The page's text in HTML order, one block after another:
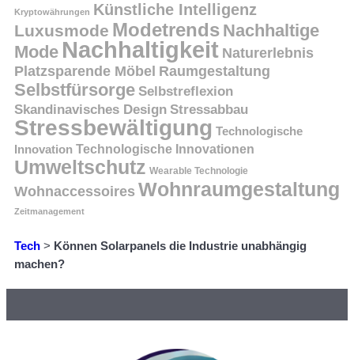
Kryptowährungen Künstliche Intelligenz
Luxusmode Modetrends Nachhaltige
Mode Nachhaltigkeit Naturerlebnis
Platzsparende Möbel Raumgestaltung
Selbstfürsorge Selbstreflexion
Skandinavisches Design Stressabbau
Stressbewältigung Technologische
Innovation Technologische Innovationen
Umweltschutz Wearable Technologie
Wohnaccessoires Wohnraumgestaltung
Zeitmanagement
Tech > Können Solarpanels die Industrie unabhängig
machen?